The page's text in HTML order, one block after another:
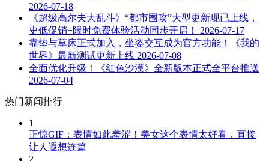
2026-07-18
《超级高尔夫大乱斗》“都市围攻”大型更新现已上线，
史低促销+限时免费体验活动同步开启！
2026-07-17
靠垫与草床正式加入，坐姿交互成为官方功能！《我的
世界》最新测试更新上线 2026-07-08
全面优化升级！《红色沙漠》全新版本正式全平台推送
2026-07-04
热门新闻排行
1
正惊GIF：表情如此羞涩！美女这个表情太好看，直接
让人遐想连篇
2